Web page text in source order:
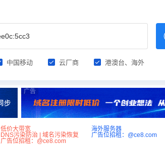
中国移动 云厂商 港澳台、海外
广告
低价大带宽 海外服务器
DNS污染防治 | 域名污染恢复 广告位招租：@ce8.com
广告位招租：@ce8.com